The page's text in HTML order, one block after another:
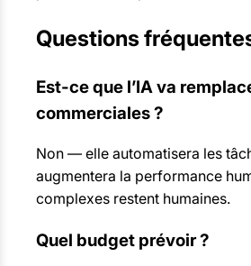
Questions
Est-ce que l’IA va
commerciales ?
Non — elle automatisera les
augmentera la performance
complexes restent humaines.
Quel budget prévoir ?